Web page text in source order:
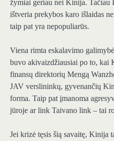
žymiai geriau nei Kinija. Tačiau
ištveria prekybos karo išlaidas
taip pat yra nepopuliarūs.
Viena rimta eskalavimo
buvo akivaizdžiausiai po to, kai
finansų direktorių Mengą
JAV verslininkų, gyvenančių
forma. Taip pat įmanoma
jūroje ar link Taivano link – tai
Jei krizė tęsis šią savaitę, Kinija